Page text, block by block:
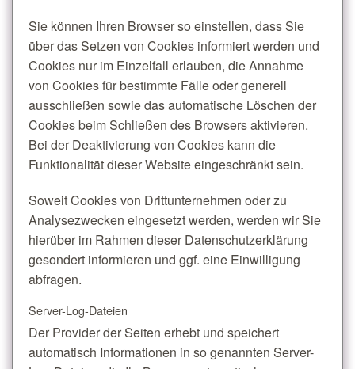
Sie können Ihren Browser so einstellen, dass Sie
über das Setzen von Cookies informiert werden und
Cookies nur im Einzelfall erlauben, die Annahme
von Cookies für bestimmte Fälle oder generell
ausschließen sowie das automatische Löschen der
Cookies beim Schließen des Browsers aktivieren.
Bei der Deaktivierung von Cookies kann die
Funktionalität dieser Website eingeschränkt sein.
Soweit Cookies von Drittunternehmen oder zu
Analysezwecken eingesetzt werden, werden wir Sie
hierüber im Rahmen dieser Datenschutzerklärung
gesondert informieren und ggf. eine Einwilligung
abfragen.
Server-Log-Dateien
Der Provider der Seiten erhebt und speichert
automatisch Informationen in so genannten Server-